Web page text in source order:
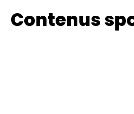
Contenus